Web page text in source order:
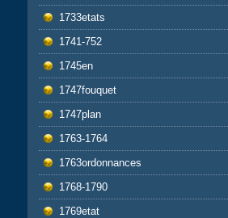
1733etats
1741-752
1745en
1747fouquet
1747plan
1763-1764
1763ordonnances
1768-1790
1769etat